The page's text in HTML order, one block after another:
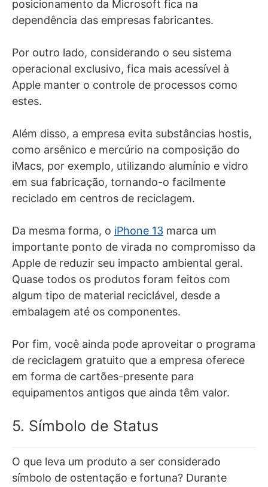
posicionamento da Microsoft fica na
dependência das empresas fabricantes.
Por outro lado, considerando o seu sistema
operacional exclusivo, fica mais acessível à
Apple manter o controle de processos como
estes.
Além disso, a empresa evita substâncias hostis,
como arsênico e mercúrio na composição do
iMacs, por exemplo, utilizando alumínio e vidro
em sua fabricação, tornando-o facilmente
reciclado em centros de reciclagem.
Da mesma forma, o iPhone 13 marca um
importante ponto de virada no compromisso da
Apple de reduzir seu impacto ambiental geral.
Quase todos os produtos foram feitos com
algum tipo de material reciclável, desde a
embalagem até os componentes.
Por fim, você ainda pode aproveitar o programa
de reciclagem gratuito que a empresa oferece
em forma de cartões-presente para
equipamentos antigos que ainda têm valor.
5. Símbolo de Status
O que leva um produto a ser considerado
símbolo de ostentação e fortuna? Durante